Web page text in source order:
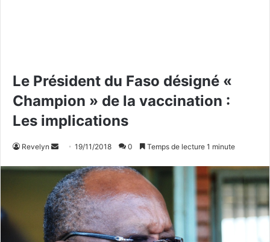
Le Président du Faso désigné «
Champion » de la vaccination :
Les implications
Revelyn
v
o
y
e
r
19/11/2018 0 Temps de lecture 1 minute